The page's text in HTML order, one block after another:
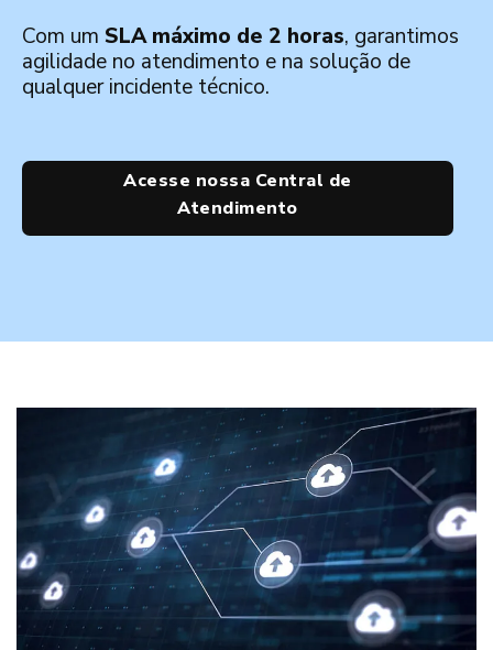
Com um SLA máximo de 2 horas, garantimos
agilidade no atendimento e na solução de
qualquer incidente técnico.
Acesse nossa Central de
Atendimento